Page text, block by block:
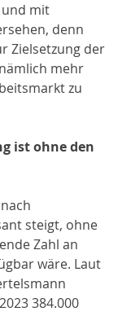
mit
denn
Zielsetzung der
mehr
zu
ist ohne den
steigt, ohne
Zahl an
wäre. Laut
384.000